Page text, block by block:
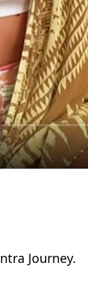
Journey.